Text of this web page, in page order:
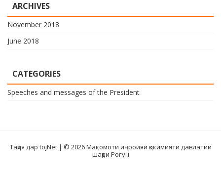
ARCHIVES
November 2018
June 2018
CATEGORIES
Speeches and messages of the President
Таҳия дар tojNet | © 2026 Мақомоти иҷроияи ҳокимияти давлатии
шаҳри Роғун